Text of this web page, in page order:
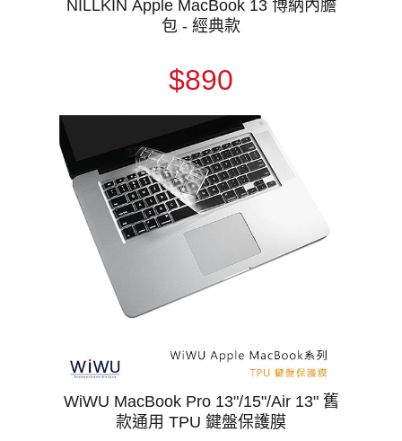
NILLKIN Apple MacBook 13 博納內膽
包 - 經典款
$890
WiWU MacBook Pro 13"/15"/Air 13" 舊
款通用 TPU 鍵盤保護膜